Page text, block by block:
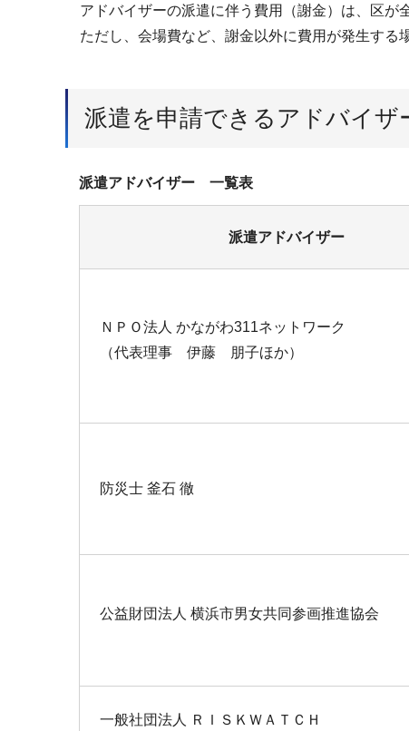
アドバイザーの派遣に伴う費用（謝金）は、区が
ただし、会場費など、謝金以外に費用が発生する
派遣を申請できるアドバイザ
派遣アドバイザー 一覧表
派遣アドバイザー
ＮＰＯ法人 かながわ311ネットワーク
（代表理事 伊藤 朋子ほか）
防災士 釜石 徹
公益財団法人 横浜市男女共同参画推進協会
一般社団法人 ＲＩＳＫＷＡＴＣＨ